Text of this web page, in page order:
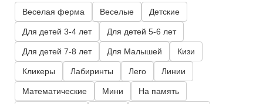
Веселая ферма Веселые Детские
Для детей 3-4 лет Для детей 5-6 лет
Для детей 7-8 лет Для Малышей Кизи
Кликеры Лабиринты Лего Линии
Математические Мини На память